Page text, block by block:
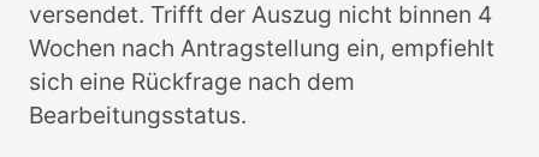
versendet. Trifft der Auszug nicht binnen 4
Wochen nach Antragstellung ein, empfiehlt
sich eine Rückfrage nach dem
Bearbeitungsstatus.